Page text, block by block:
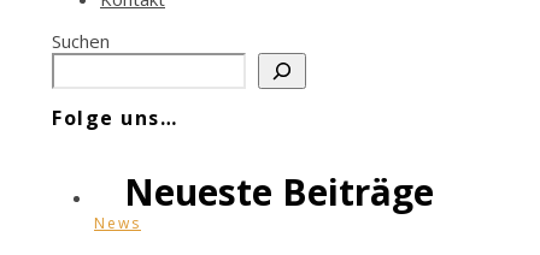
Suchen
Folge uns…
News
Neueste Beiträge